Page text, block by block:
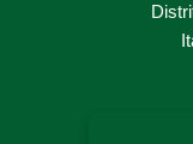
RETROFIT PAINEL